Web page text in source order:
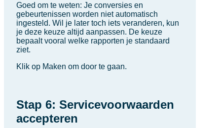
Goed om te weten: Je conversies en
gebeurtenissen worden niet automatisch
ingesteld. Wil je later toch iets veranderen, kun
je deze keuze altijd aanpassen. De keuze
bepaalt vooral welke rapporten je standaard
ziet.
Klik op Maken om door te gaan.
Stap 6: Servicevoorwaarden
accepteren